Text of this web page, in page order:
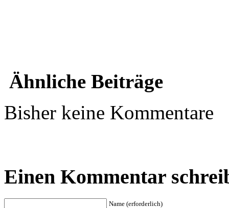
Ähnliche Beiträge
Bisher keine Kommentare
Einen Kommentar
Name (erforderlich)